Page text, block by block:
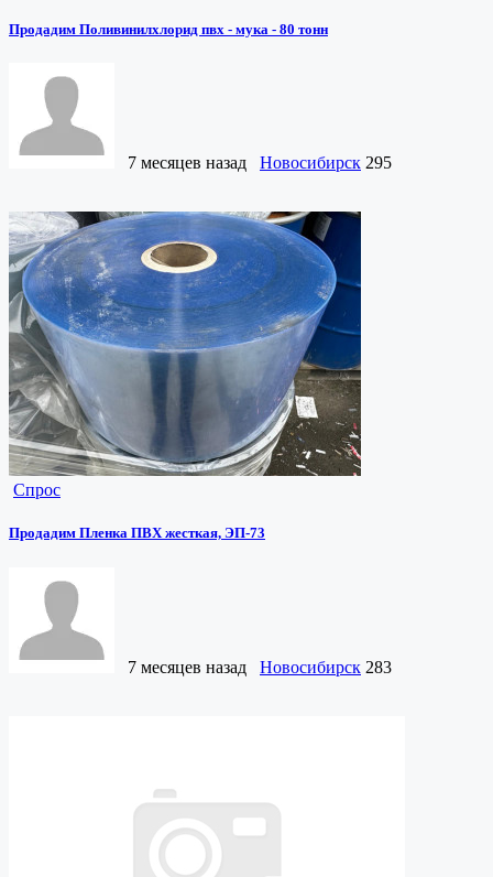
Продадим Поливинилхлорид пвх - мука - 80 тонн
7 месяцев назад Новосибирск 295
Спрос
Продадим Пленка ПВХ жесткая, ЭП-73
7 месяцев назад Новосибирск 283